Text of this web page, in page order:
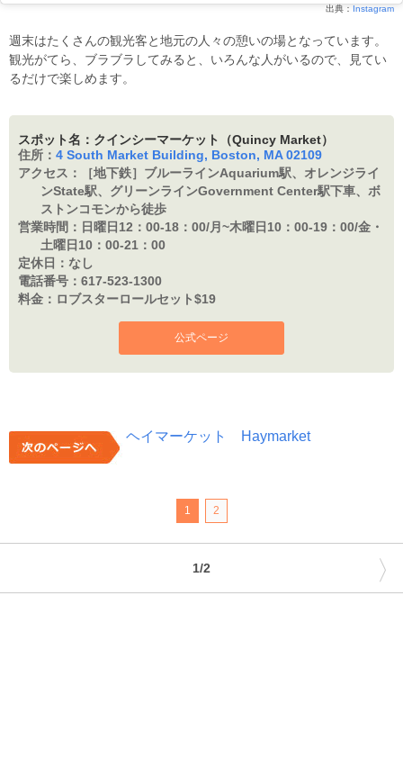
出典： Instagram
週末はたくさんの観光客と地元の人々の憩いの場となっています。
観光がてら、ブラブラしてみると、いろんな人がいるので、見てい
るだけで楽しめます。
スポット名：クインシーマーケット（Quincy Market）
住所： 4 South Market Building, Boston, MA 02109
アクセス：
［地下鉄］ブルーラインAquarium駅、オレンジライ
ンState駅、グリーンラインGovernment Center駅下車、ボ
ストンコモンから徒歩
営業時間： 日曜日12：00-18：00/月~木曜日10：00-19：00/金・
土曜日10：00-21：00
定休日： なし
電話番号： 617-523-1300
料金： ロブスターロールセット$19
公式ページ
ヘイマーケット Haymarket
1 2
1/2 〉